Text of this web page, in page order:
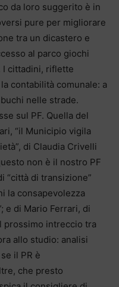
da loro suggerito è in
pure per migliorare
tra un dicastero e
al parco giochi
I cittadini, riflette
contabilità comunale: a
nelle strade.
sul PF. Quella del
“il Municipio vigila
di Claudia Crivelli
non è il nostro PF
“città di transizione”
la consapevolezza
e di Mario Ferrari, di
prossimo intreccio tra
allo studio: analisi
il PR è
che presto